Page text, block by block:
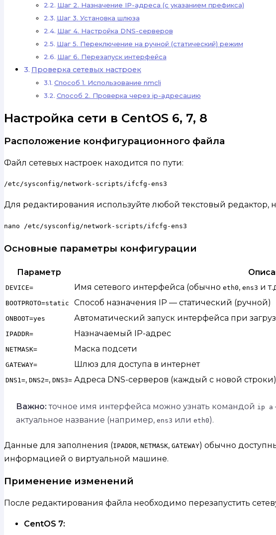
Шаг 2. Назначение IP-адреса (с указанием префикса)
Шаг 3. Установка шлюза
Шаг 4. Настройка DNS-серверов
Шаг 5. Переключение на ручной (статический) режим
Шаг 6. Перезапуск интерфейса
Проверка сетевых настроек
Способ 1. Использование nmcli
Способ 2. Проверка через ip-адресацию
Настройка сети в CentOS 6, 7, 8
Расположение конфигурационного файла
Файл сетевых настроек находится по пути:
/etc/sysconfig/network-scripts/ifcfg-ens3
Для редактирования используйте любой текстовый редактор,
nano /etc/sysconfig/network-scripts/ifcfg-ens3
Основные параметры конфигурации
Параметр
DEVICE= Имя сетевого интерфейса (обычно eth0, ens3 и
BOOTPROTO=static Способ назначения IP — статический (ручной)
ONBOOT=yes Автоматический запуск интерфейса при
IPADDR= Назначаемый IP-адрес
NETMASK= Маска подсети
GATEWAY= Шлюз для доступа в интернет
DNS1=, DNS2=, DNS3= Адреса DNS-серверов (каждый с новой строки)
Важно: точное имя интерфейса можно узнать командой ip a
актуальное название (например, ens3 или eth0).
Данные для заполнения (IPADDR, NETMASK, GATEWAY) обычно
информацией о виртуальной машине.
Применение изменений
После редактирования файла необходимо перезапустить
CentOS 7: